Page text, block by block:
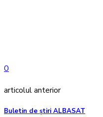
0
articolul anterior
Buletin de ştiri ALBASAT